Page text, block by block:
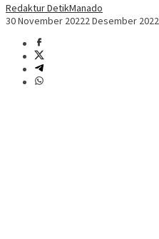
Redaktur DetikManado
30 November 20222 Desember 2022